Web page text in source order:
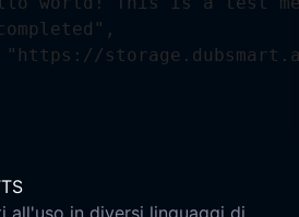
all'uso in diversi linguaggi di